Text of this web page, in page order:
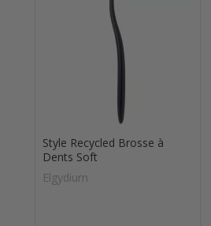
Style Recycled Brosse à
Dents Soft
Elgydium